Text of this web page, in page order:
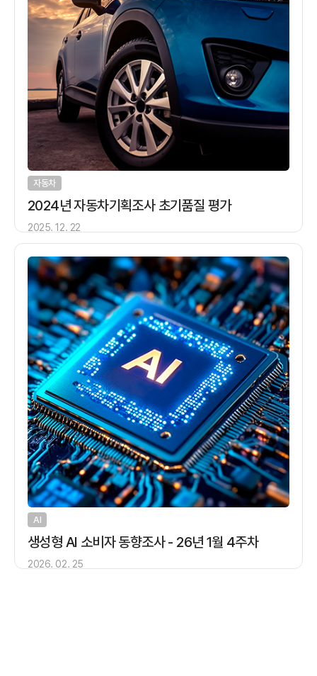
자동차
2024년 자동차기획조사 초기품질 평가
2025. 12. 22
AI
생성형 AI 소비자 동향조사 - 26년 1월 4주차
2026. 02. 25